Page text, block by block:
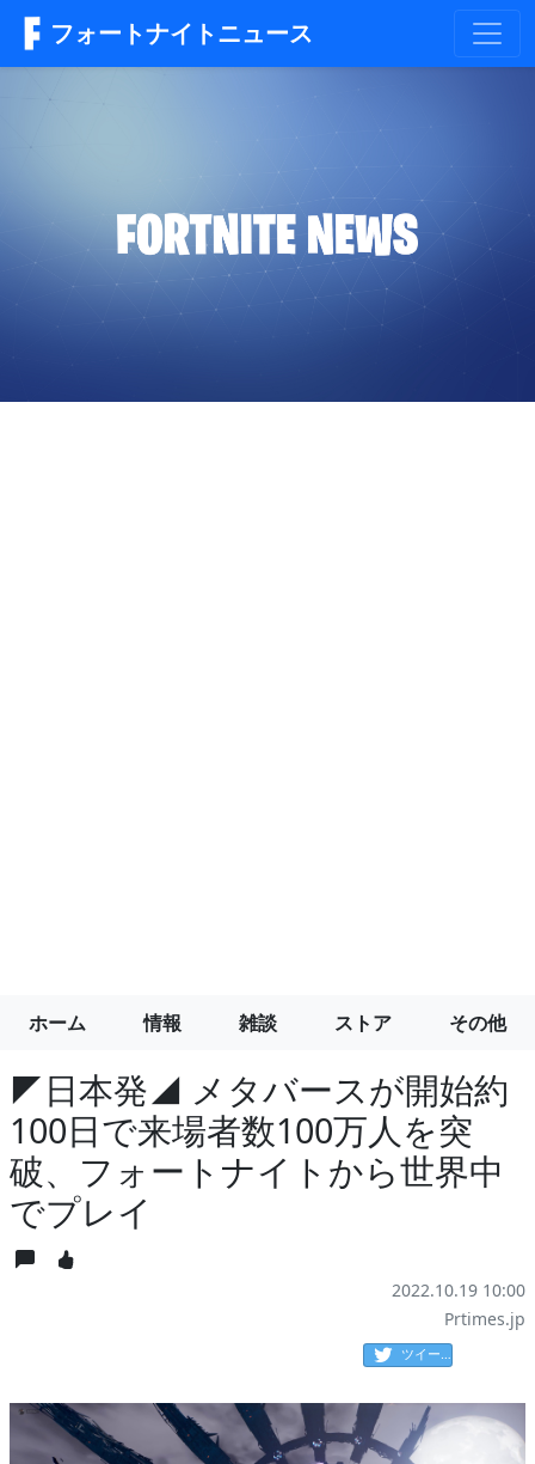
フォートナイトニュース
ホーム 情報 雑談 ストア その他
◤日本発◢ メタバースが開始約
100日で来場者数100万人を突
破、フォートナイトから世界中
でプレイ
2022.10.19 10:00
Prtimes.jp
ツイート